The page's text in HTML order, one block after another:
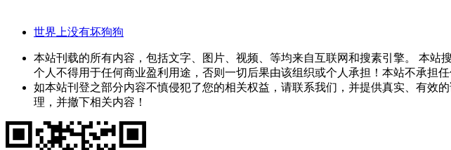
世界上没有坏狗狗
本站刊载的所有内容，包括文字、图片、视频、等均来自互联网和搜素引擎。 本
个人不得用于任何商业盈利用途，否则一切后果由该组织或个人承担！本站不承担
如本站刊登之部分内容不慎侵犯了您的相关权益，请联系我们，并提供真实、有效
理，并撤下相关内容！